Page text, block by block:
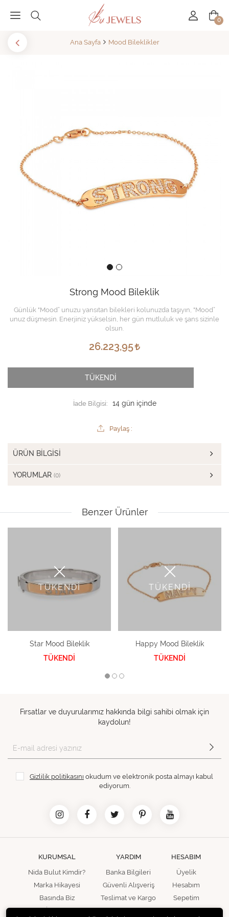
0
Ana Sayfa Mood Bileklikler
Strong Mood Bileklik
Günlük "Mood” unuzu yansıtan bilekleri kolunuzda taşıyın, "Mood”
unuz düşmesin. Enerjiniz yükselsin, her gün mutluluk ve şans sizinle
olsun.
26.223,95
TÜKENDİ
İade Bilgisi:
Paylaş :
ÜRÜN BILGISI
YORUMLAR (0)
Benzer Ürünler
TÜKENDİ
Star Mood Bileklik
TÜKENDİ
TÜKENDİ
Happy Mood Bileklik
TÜKENDİ
Fırsatlar ve duyurularımız hakkında bilgi sahibi olmak için
kaydolun!
Gizlilik politikasını okudum ve elektronik posta almayı kabul
ediyorum.
KURUMSAL
Nida Bulut Kimdir?
Marka Hikayesi
Basında Biz
YARDIM
Banka Bilgileri
Güvenli Alışveriş
Teslimat ve Kargo
HESABIM
Üyelik
Hesabım
Sepetim